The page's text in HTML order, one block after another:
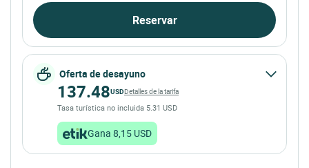
Reservar
Oferta de desayuno
137.48USDDetalles de la tarifa
Tasa turística no incluida 5.31 USD
Gana 8,15 USD